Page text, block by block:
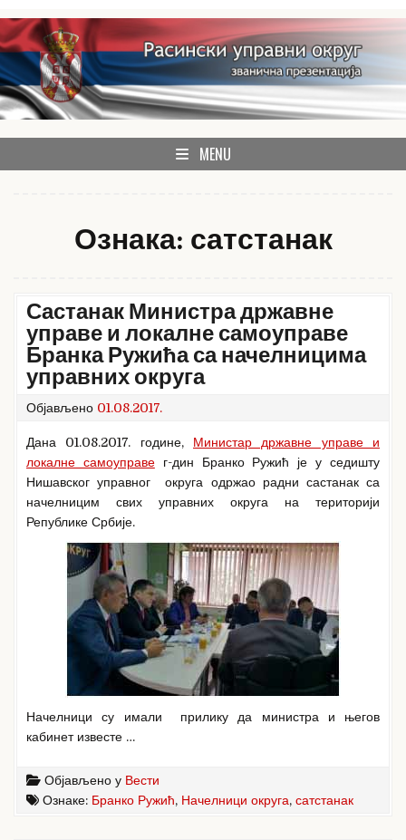
Skip
to
content
Расински округ
званична презентација Расинског управног округа
MENU
Ознака: сатстанак
Састанак Министра државне
управе и локалне самоуправе
Бранка Ружића са начелницима
управних округа
Објављено 01.08.2017.
Дана 01.08.2017. године, Министар државне управе и
локалне самоуправег-дин Бранко Ружић је у седишту
Нишавског управног округа одржао радни састанак са
начелницим свих управних округа на територији
Републике Србије.
Начелници су имали прилику да министра и његов
кабинет известе …
Објављено у Вести
Ознаке: Бранко Ружић, Начелници округа, сатстанак